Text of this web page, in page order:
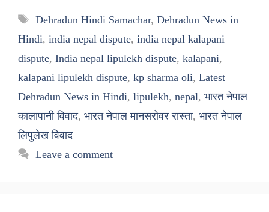
Tags
Dehradun Hindi Samachar, Dehradun News in
Hindi, india nepal dispute, india nepal kalapani
dispute, India nepal lipulekh dispute, kalapani,
kalapani lipulekh dispute, kp sharma oli, Latest
Dehradun News in Hindi, lipulekh, nepal, भारत नेपाल
कालापानी विवाद, भारत नेपाल मानसरोवर रास्ता, भारत नेपाल
लिपुलेख विवाद
Leave a comment